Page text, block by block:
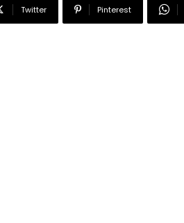
Twitter Pinterest